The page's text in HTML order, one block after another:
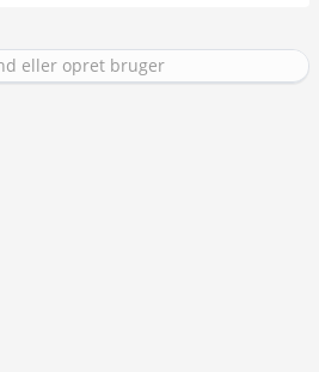
eller opret bruger